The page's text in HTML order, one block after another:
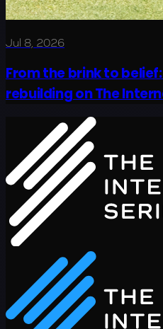
Jul 8, 2026
From the brink to
rebuilding on The